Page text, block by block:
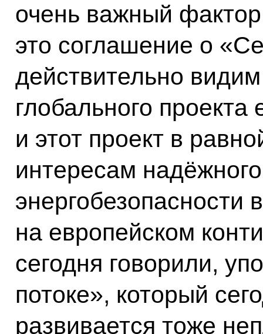
очень важный
это соглашение о
действительно видим
глобального
и этот проект в
интересам
энергобезопасности
на европейском
сегодня говорили,
потоке», который
развивается тоже